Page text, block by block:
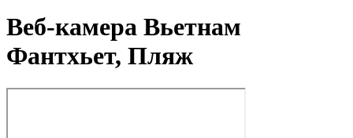
Веб-камера Вьетнам
Фантхьет, Пляж